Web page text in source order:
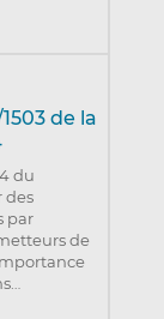
de la
du
des
par
de